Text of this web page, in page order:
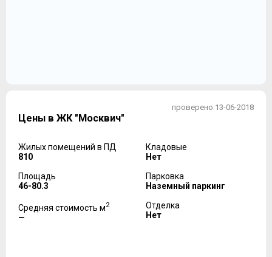
проверено 13-06-2018
Цены в ЖК "Москвич"
Жилых помещений в ПД
810
Площадь
46-80.3
Средняя стоимость м2
—
Кладовые
Нет
Парковка
Наземный паркинг
Отделка
Нет